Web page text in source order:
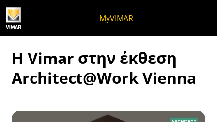
MyVIMAR
Η Vimar στην έκθεση
Architect@Work Vienna